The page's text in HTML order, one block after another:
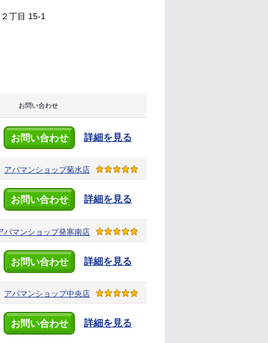
丁目 15-1
問い合わせ
お問い合わせ 詳細を見る
アパマンショップ菊水店
お問い合わせ 詳細を見る
パマンショップ発寒南店
お問い合わせ 詳細を見る
アパマンショップ中央店
お問い合わせ 詳細を見る